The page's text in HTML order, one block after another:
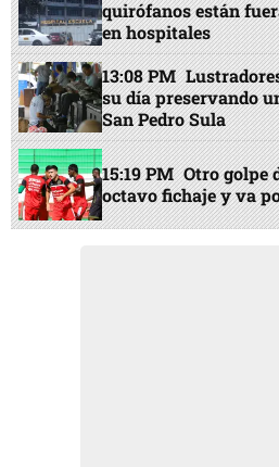
quirófanos están
en hospitales
13:08 PM
su día preservando
San Pedro Sula
15:19 PM Otro golpe
octavo fichaje y va